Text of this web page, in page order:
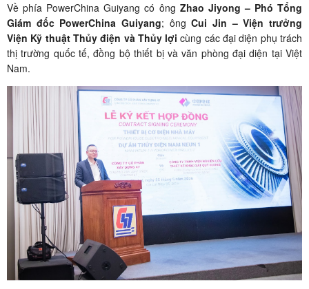
Về phía PowerChina Guiyang có ông Zhao Jiyong – Phó Tổng
Giám đốc PowerChina Guiyang; ôngCui Jin – Viện trưởng
Viện Kỹ thuật Thủy điện và Thủy lợi cùng các đại diện phụ trách
thị trường quốc tế, đồng bộ thiết bị và văn phòng đại diện tại Việt
Nam.